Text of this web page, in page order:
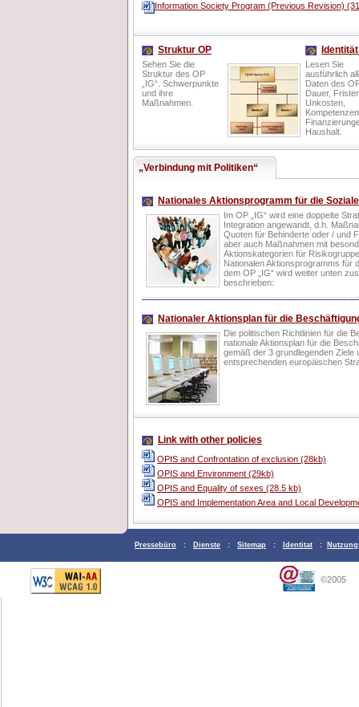
Information Society Program (Previous Revision)
Struktur OP
Sehen Sie die
Struktur des OP
„IG“. Schwerpunkte
und ihre
Maßnahmen.
Lesen Sie
ausführlich
Daten des
Dauer,
Unkosten,
Haushalt.
„Verbindung mit Politiken“
Nationales Aktionsprogramm für die
Im OP „IG“ wird eine doppelte
Integration angewandt, d.h.
Quoten für Behinderte oder / und
aber auch Maßnahmen mit
Aktionskategorien für
Nationalen Aktionsprogramms für
dem OP „IG“ wird weiter unten
beschrieben:
Nationaler Aktionsplan für die
Die politischen Richtlinien für die
nationale Aktionsplan für die
gemäß der 3 grundlegenden Ziele
entsprechenden europäischen
Link with other policies
OPIS and Confrontation of exclusion (28kb)
OPIS and Environment (29kb)
OPIS and Equality of sexes (28.5 kb)
OPIS and Implementation Area and Local
Pressebüro : Dienste : Sitemap : Identitat :
©2005